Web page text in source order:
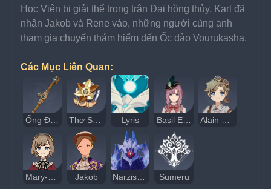
Học Viện bị giải thể trong trận Đại hồng thủy, Karl đã
nhận Jakob và Rene vào, những người cùng anh
tham gia chuyến thám hiểm đến Ốc đảo Vourukasha.
Các Mục Liên Quan:
Ống Đồng Fleuve Cendre Lyris Basil Elton
Mary-Ann Guillotin Jakob Narzissenkreuz Sumeru